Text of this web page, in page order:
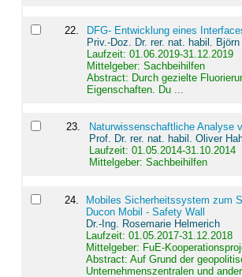
22
DFG- Entwicklung eines
Priv.-Doz. Dr. rer. nat. habil.
Laufzeit: 01.06.2019-31.12.2019
Mittelgeber: Sachbeihilfen
Abstract: Durch gezielte
Eigenschaften. Du ...
23.
Naturwissenschaftliche Analyse
Prof. Dr. rer. nat. habil. Oliver
Laufzeit: 01.05.2014-31.10.2014
Mittelgeber: Sachbeihilfen
24.
Mobiles Sicherheitssystem zum
Ducon Mobil - Safety Wall
Dr.-Ing. Rosemarie Helmerich
Laufzeit: 01.05.2017-31.12.2018
Mittelgeber: FuE-
Abstract:Auf Grund der
Unternehmenszentralen und